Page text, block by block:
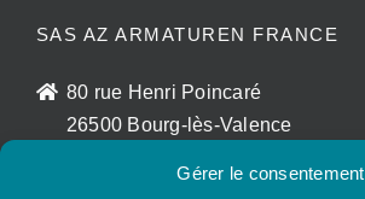
Gérer le consentement
SAS AZ ARMATUREN FRANCE
80 rue Henri Poincaré
26500 Bourg-lès-Valence